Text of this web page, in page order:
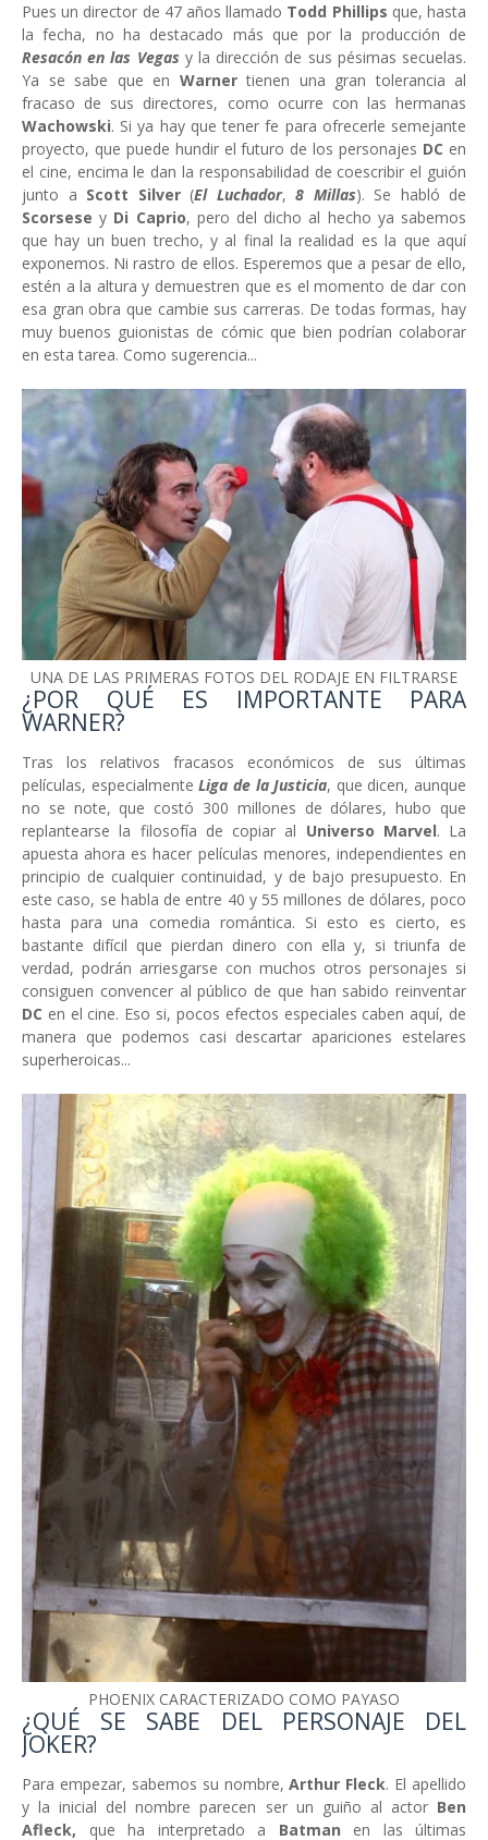
Pues un director de 47 años llamado Todd Phillips que, hasta
la fecha, no ha destacado más que por la producción de
Resacón en las Vegas y la dirección de sus pésimas secuelas.
Ya se sabe que en Warnertienen una gran tolerancia al
fracaso de sus directores, como ocurre con las hermanas
Wachowski. Si ya hay que tener fe para ofrecerle semejante
proyecto, que puede hundir el futuro de los personajes DC en
el cine, encima le dan la responsabilidad de coescribir el guión
junto a Scott Silver(El Luchador, 8 Millas). Se habló de
Scorsesey Di Caprio, pero del dicho al hecho ya sabemos
que hay un buen trecho, y al final la realidad es la que aquí
exponemos. Ni rastro de ellos. Esperemos que a pesar de ello,
estén a la altura y demuestren que es el momento de dar con
esa gran obra que cambie sus carreras. De todas formas, hay
muy buenos guionistas de cómic que bien podrían colaborar
en esta tarea. Como sugerencia...
UNA DE LAS PRIMERAS FOTOS DEL RODAJE EN FILTRARSE
¿POR QUÉ ES IMPORTANTE PARA
WARNER?
Tras los relativos fracasos económicos de sus últimas
películas, especialmenteLiga de la Justicia, que dicen, aunque
no se note, que costó 300 millones de dólares, hubo que
replantearse la filosofía de copiar al Universo Marvel. La
apuesta ahora es hacer películas menores, independientes en
principio de cualquier continuidad, y de bajo presupuesto. En
este caso, se habla de entre 40 y 55 millones de dólares, poco
hasta para una comedia romántica. Si esto es cierto, es
bastante difícil que pierdan dinero con ella y, si triunfa de
verdad, podrán arriesgarse con muchos otros personajes si
consiguen convencer al público de que han sabido reinventar
DC en el cine. Eso si, pocos efectos especiales caben aquí, de
manera que podemos casi descartar apariciones estelares
superheroicas...
PHOENIX CARACTERIZADO COMO PAYASO
¿QUÉ SE SABE DEL PERSONAJE DEL
JOKER?
Para empezar, sabemos su nombre,Arthur Fleck. El apellido
y la inicial del nombre parecen ser un guiño al actorBen
Afleck, que ha interpretado a Batman en las últimas